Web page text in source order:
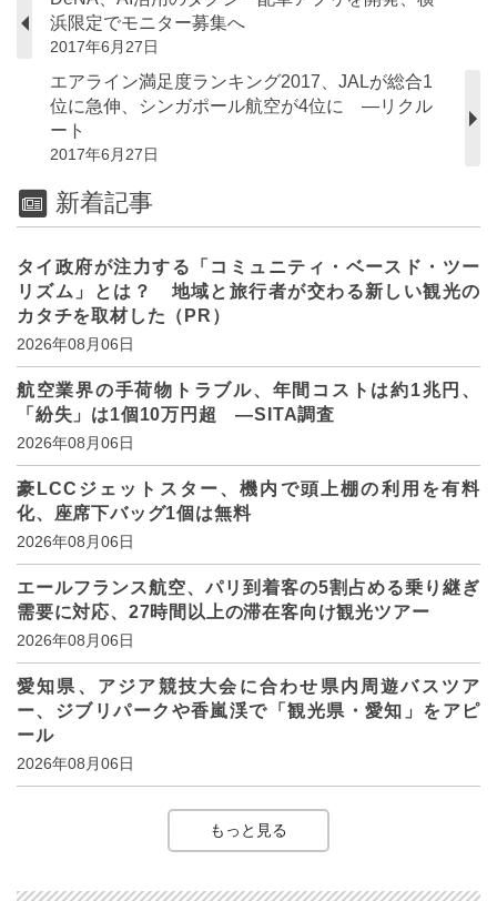
浜限定でモニター募集へ
2017年6月27日
エアライン満足度ランキング2017、JALが総合1
位に急伸、シンガポール航空が4位に ―リクル
ート
2017年6月27日
新着記事
タイ政府が注力する「コミュニティ・ベースド・ツー
リズム」とは？ 地域と旅行者が交わる新しい観光の
カタチを取材した（PR）
2026年08月06日
航空業界の手荷物トラブル、年間コストは約1兆円、
「紛失」は1個10万円超 ―SITA調査
2026年08月06日
豪LCCジェットスター、機内で頭上棚の利用を有料
化、座席下バッグ1個は無料
2026年08月06日
エールフランス航空、パリ到着客の5割占める乗り継ぎ
需要に対応、27時間以上の滞在客向け観光ツアー
2026年08月06日
愛知県、アジア競技大会に合わせ県内周遊バスツア
ー、ジブリパークや香嵐渓で「観光県・愛知」をアピ
ール
2026年08月06日
もっと見る